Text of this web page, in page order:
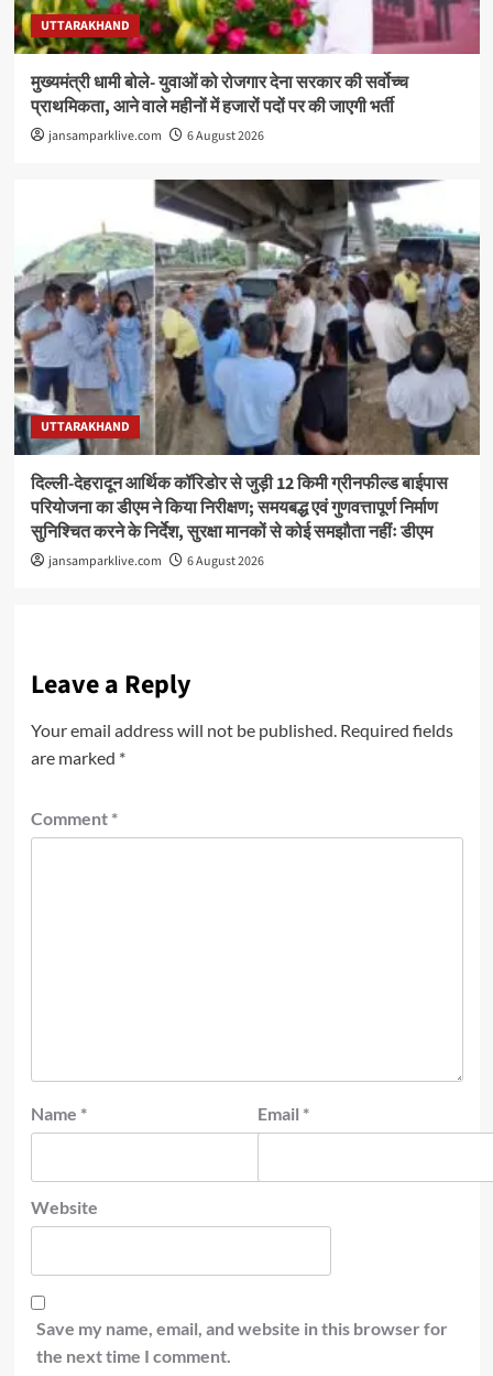
UTTARAKHAND
मुख्यमंत्री धामी बोले- युवाओं को रोजगार देना सरकार की सर्वोच्च
प्राथमिकता, आने वाले महीनों में हजारों पदों पर की जाएगी भर्ती
jansamparklive.com 6 August 2026
UTTARAKHAND
दिल्ली-देहरादून आर्थिक कॉरिडोर से जुड़ी 12 किमी ग्रीनफील्ड बाईपास
परियोजना का डीएम ने किया निरीक्षण; समयबद्ध एवं गुणवत्तापूर्ण निर्माण
सुनिश्चित करने के निर्देश, सुरक्षा मानकों से कोई समझौता नहींः डीएम
jansamparklive.com 6 August 2026
Leave a Reply
Your email address will not be published. Required fields
are marked *
Comment *
Name * Email *
Website
Save my name, email, and website in this browser for
the next time I comment.